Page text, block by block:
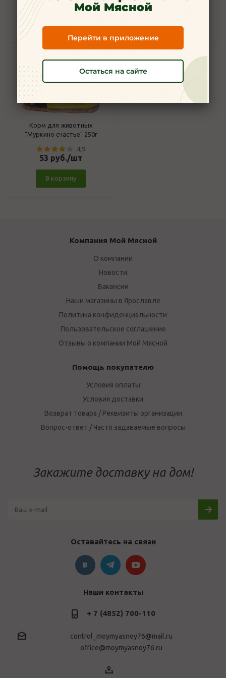
102руб./шт 105руб./шт
Корм для животных
"Муркино счастье" 250г
4,9
53 руб./шт
В корзину
Компания Мой Мясной
О компании
Новости
Вакансии
Наши магазины в Ярославле
Политика конфиденциальности
Пользовательское соглашение
Отзывы о компании Мой Мясной
Помощь покупателю
Условия оплаты
Условия доставки
Возврат товара / Реквизиты организации
Вопрос-ответ / Часто задаваемые вопросы
Закажите доставку на дом!
Оставайтесь на связи
Наши контакты
+ 7 (4852) 700-110
control_moymyasnoy76@mail.ru
office@moymyasnoy76.ru
Мой Мясной
Перейти в приложение
Остаться на сайте